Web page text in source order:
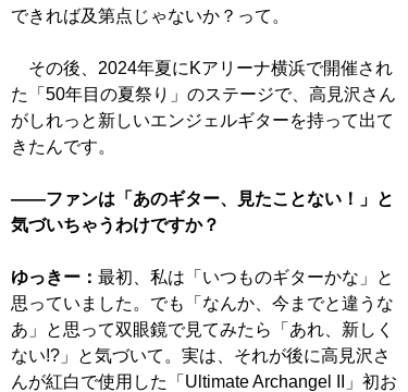
できれば及第点じゃないか？って。
その後、2024年夏にKアリーナ横浜で開催され
た「50年目の夏祭り」のステージで、高見沢さん
がしれっと新しいエンジェルギターを持って出て
きたんです。
――ファンは「あのギター、見たことない！」と
気づいちゃうわけですか？
ゆっきー： 最初、私は「いつものギターかな」と
思っていました。でも「なんか、今までと違うな
あ」と思って双眼鏡で見てみたら「あれ、新しく
ない!?」と気づいて。実は、それが後に高見沢さ
んが紅白で使用した「Ultimate Archangel II」初お